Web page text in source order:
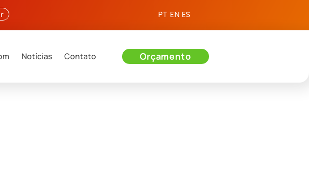
PT EN ES
Notícias Contato Orçamento